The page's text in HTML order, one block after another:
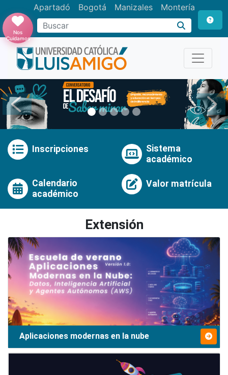
Apartadó Bogotá Manizales Montería
Buscar
Nos
Cuidamos
Anterior
Inscripciones
Sistema
académico
Calendario
académico
Valor matrícula
Extensión
Aplicaciones modernas en la nube